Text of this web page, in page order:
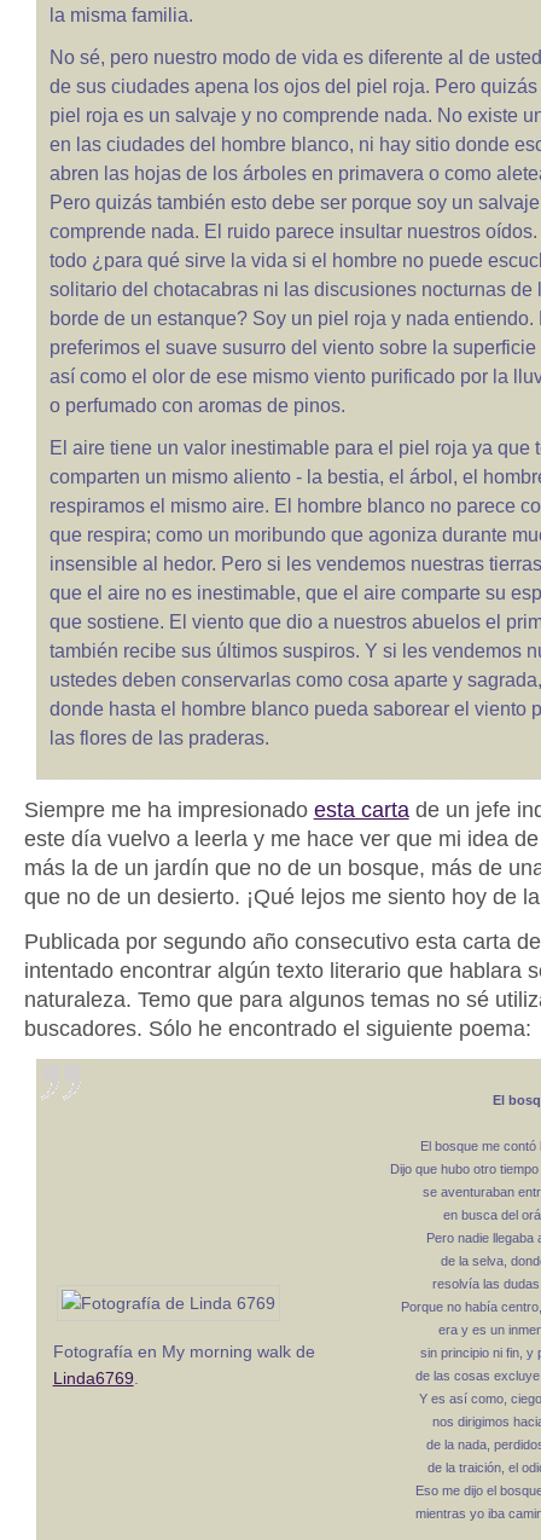
la misma familia.
No sé, pero nuestro modo de vida es diferente al de
de sus ciudades apena los ojos del piel roja. Pero
piel roja es un salvaje y no comprende nada. No existe
en las ciudades del hombre blanco, ni hay sitio donde
abren las hojas de los árboles en primavera o como
Pero quizás también esto debe ser porque soy un
comprende nada. El ruido parece insultar nuestros oídos.
todo ¿para qué sirve la vida si el hombre no puede
solitario del chotacabras ni las discusiones nocturnas de
borde de un estanque? Soy un piel roja y nada entiendo.
preferimos el suave susurro del viento sobre la
así como el olor de ese mismo viento purificado por la
o perfumado con aromas de pinos.
El aire tiene un valor inestimable para el piel roja ya que
comparten un mismo aliento - la bestia, el árbol, el
respiramos el mismo aire. El hombre blanco no parece
que respira; como un moribundo que agoniza durante
insensible al hedor. Pero si les vendemos nuestras
que el aire no es inestimable, que el aire comparte su
que sostiene. El viento que dio a nuestros abuelos el
también recibe sus últimos suspiros. Y si les vendemos
ustedes deben conservarlas como cosa aparte y
donde hasta el hombre blanco pueda saborear el viento
las flores de las praderas.
Siempre me ha impresionado esta cartade un jefe
este día vuelvo a leerla y me hace ver que mi idea
más la de un jardín que no de un bosque, más de
que no de un desierto. ¡Qué lejos me siento hoy de
Publicada por segundo año consecutivo esta carta
intentado encontrar algún texto literario que hablara
naturaleza. Temo que para algunos temas no sé
buscadores. Sólo he encontrado el siguiente poema:
Fotografía en My morning walk de
Linda6769.
El
El bosque me contó
Dijo que hubo otro
se aventuraban
en busca del
Pero nadie llegaba
de la selva,
resolvía las
Porque no había
era y es un
sin principio ni fin, y
de las cosas
Y es así como,
nos dirigimos
de la nada,
de la traición, el
Eso me dijo el
mientras yo iba